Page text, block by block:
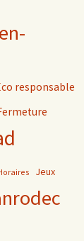
responsable
Jeux